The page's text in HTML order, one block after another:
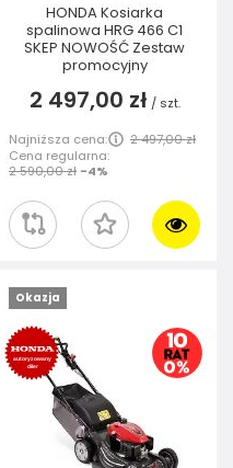
HONDA Kosiarka
spalinowa HRG 466 C1
SKEP NOWOŚĆ Zestaw
promocyjny
2 497,00 zł / szt.
Najniższa cena:
2 497,00 zł
Cena regularna:
2 590,00 zł -4%
Okazja